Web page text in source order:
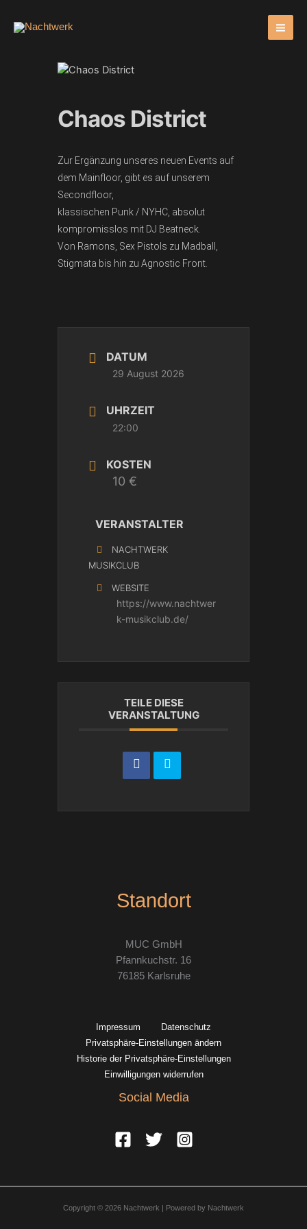
Inhalt
Chaos District
Zur Ergänzung unseres neuen Events auf
dem Mainfloor, gibt es auf unserem
Secondfloor,
klassischen Punk / NYHC, absolut
kompromisslos mit DJ Beatneck.
Von Ramons, Sex Pistols zu Madball,
Stigmata bis hin zu Agnostic Front.
DATUM
29 August 2026
UHRZEIT
22:00
KOSTEN
10 €
VERANSTALTER
NACHTWERK
MUSIKCLUB
WEBSITE
https://www.nachtwer
k-musikclub.de/
TEILE DIESE
VERANSTALTUNG
Standort
MUC GmbH
Pfannkuchstr. 16
76185 Karlsruhe
Impressum
Datenschutz
Privatsphäre-Einstellungen ändern
Historie der Privatsphäre-Einstellungen
Einwilligungen widerrufen
Social Media
Copyright © 2026 Nachtwerk | Powered by Nachtwerk